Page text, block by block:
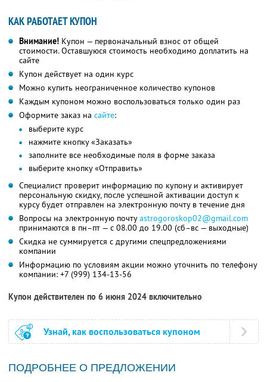
КАК РАБОТАЕТ КУПОН
Внимание! Купон — первоначальный взнос от общей
стоимости. Оставшуюся стоимость необходимо доплатить на
сайте
Купон действует на один курс
Можно купить неограниченное количество купонов
Каждым купоном можно воспользоваться только один раз
Оформите заказ на сайте:
выберите курс
нажмите кнопку «Заказать»
заполните все необходимые поля в форме заказа
выберите кнопку «Отправить»
Специалист проверит информацию по купону и активирует
персональную скидку, после успешной активации доступ к
курсу будет отправлен на электронную почту в течение дня
Вопросы на электронную почтуastrogoroskop02@gmail.com
принимаются в пн–пт — с 08.00 до 19.00 (сб–вс — выходные)
Скидка не суммируется с другими спецпредложениями
компании
Информацию по условиям акции можно уточнить по телефону
компании: +7 (999) 134-13-56
Купон действителен по 6 июня 2024 включительно
Узнай, как воспользоваться купоном
ПОДРОБНЕЕ О ПРЕДЛОЖЕНИИ